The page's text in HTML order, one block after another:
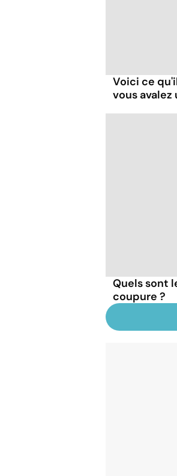
Voici ce
vous avalez
Quels sont
coupure ?